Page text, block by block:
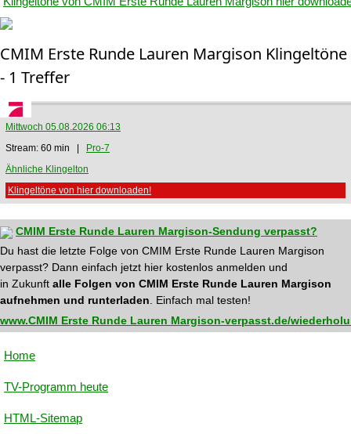
CMIM Erste Runde Lauren Margison Klingeltöne
- 1 Treffer
Mittwoch 05.08.2026 06:13
Stream: 60 min |
Pro-7
Ähnliche Klingelton
Klingeltöne von hier downloaden!
CMIM Erste Runde Lauren Margison-Sendung verpasst?
Du hast die letzte Folge von CMIM Erste Runde Lauren Margison
verpasst? Dann einfach jetzt hier kostenlos anmelden und
in Zukunft alle Folgen von CMIM Erste Runde Lauren Margison
aufnehmen und runterladen . Einfach mal testen!
www.CMIM Erste Runde Lauren Margison-verpasst.de/
Home
TV-Programm heute
HTML-Sitemap